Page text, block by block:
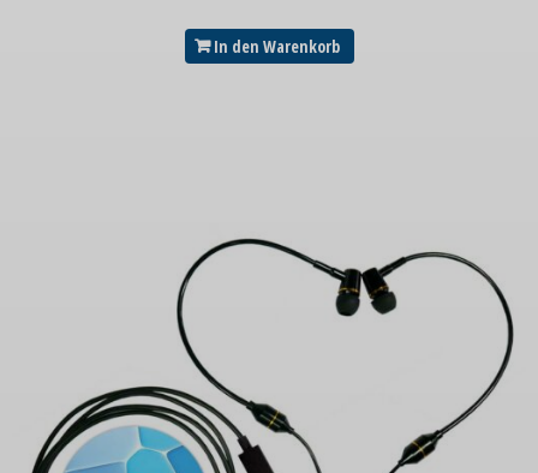
In den Warenkorb